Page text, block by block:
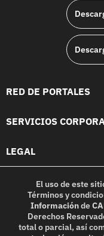
RED DE PORTALES
SERVICIOS
LEGAL
El uso de este
Términos y
Informaciónde
Derechos
total o parcial, así